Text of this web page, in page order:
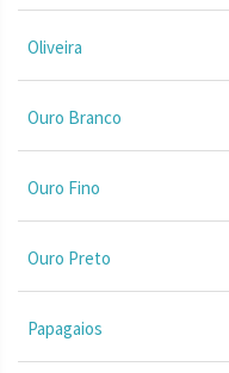
Oliveira
Ouro Branco
Ouro Fino
Ouro Preto
Papagaios